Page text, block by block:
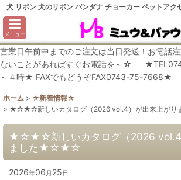
犬 リボン 犬のリボン バンダナ チョーカー ペットアク
メニュー
営業日午前中までのご注文は当日発送！お電話
ないことがあればすぐお電話を～☆
～４時★ FAXでもどうぞFAX0743-75-7668★
ホーム > ☆新着情報☆
> ★☆★☆新しいカタログ（2026 vol.4）が出来上が
★☆★☆新しいカタログ（2026 vol.4
ました★☆★☆
2026年06 月 25日